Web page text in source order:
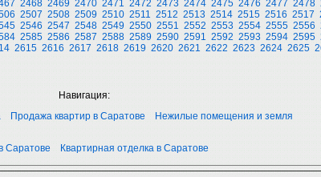
2468 2469 2470 2471 2472 2473 2474 2475 2476 2477 2478
2507 2508 2509 2510 2511 2512 2513 2514 2515 2516 2517
2546 2547 2548 2549 2550 2551 2552 2553 2554 2555 2556
2585 2586 2587 2588 2589 2590 2591 2592 2593 2594 2595
2615 2616 2617 2618 2619 2620 2621 2622 2623 2624 2625
Навигация:
Продажа квартир в Саратове Нежилые помещения и земля
Саратове Квартирная отделка в Саратове